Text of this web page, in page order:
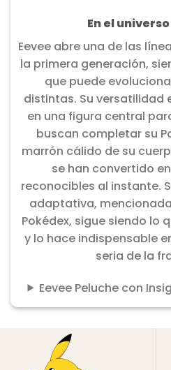
En el
Eevee abre una de las
la primera generación,
que puede
distintas. Su versatilidad
en una figura central
buscan completar su
marrón cálido de su
se han convertido
reconocibles al instante.
adaptativa,
Pokédex, sigue siendo lo
y lo hace indispensable
seria de la
Eevee Peluche con